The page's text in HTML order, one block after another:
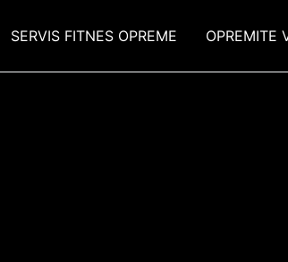
SERVIS FITNES OPREME OPREMITE